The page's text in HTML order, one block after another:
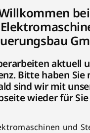
bei
aktuell
Bitte haben Sie
sind wir mit
wieder für Sie
und